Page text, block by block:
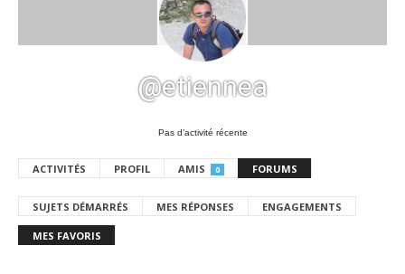
@etiennea
Pas d’activité récente
ACTIVITÉS PROFIL AMIS 0 FORUMS
SUJETS DÉMARRÉS MES RÉPONSES ENGAGEMENTS
MES FAVORIS